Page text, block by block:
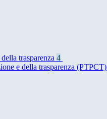
trasparenza 4
e della trasparenza (PTPCT)